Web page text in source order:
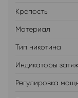
Крепость
Материал
Тип никотина
Индикаторы
Регулировка